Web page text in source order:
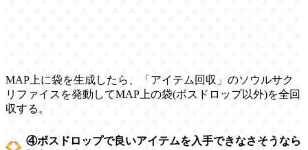
MAP上に袋を生成したら、「アイテム回収」のソウルサク
リファイスを発動してMAP上の袋(ボスドロップ以外)を全回
収する。
④ボスドロップで良いアイテムを入手できなさそうなら